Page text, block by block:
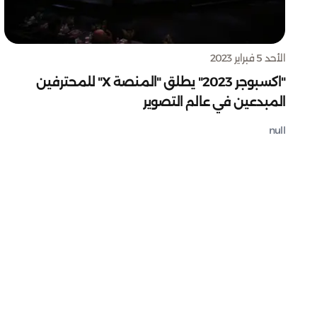
الأحد 5 فبراير 2023
"اكسبوجر 2023" يطلق "المنصة X" للمحترفين
المبدعين في عالم التصوير
null